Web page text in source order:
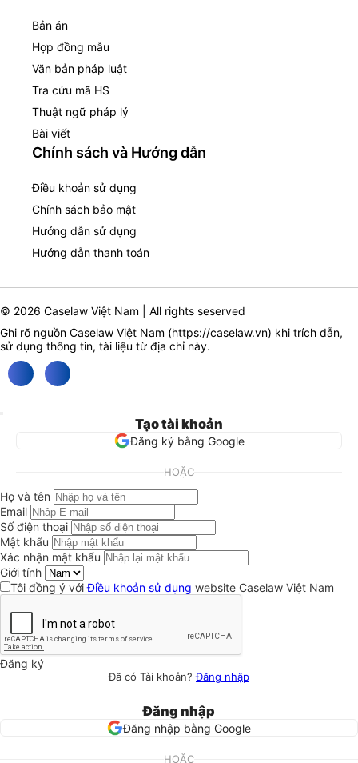
Bản án
Hợp đồng mẫu
Văn bản pháp luật
Tra cứu mã HS
Thuật ngữ pháp lý
Bài viết
Chính sách và Hướng dẫn
Điều khoản sử dụng
Chính sách bảo mật
Hướng dẫn sử dụng
Hướng dẫn thanh toán
© 2026 Caselaw Việt Nam | All rights seserved
Ghi rõ nguồn Caselaw Việt Nam (https://caselaw.vn) khi trích dẫn,
sử dụng thông tin, tài liệu từ địa chỉ này.
Tạo tài khoản
Đăng ký bằng Google
HOẶC
Họ và tên
Email
Số điện thoại
Mật khẩu
Xác nhận mật khẩu
Giới tính
Tôi đồng ý vớiĐiều khoản sử dụng website Caselaw Việt Nam
Đăng ký
Đã có Tài khoản?Đăng nhập
Đăng nhập
Đăng nhập bằng Google
HOẶC